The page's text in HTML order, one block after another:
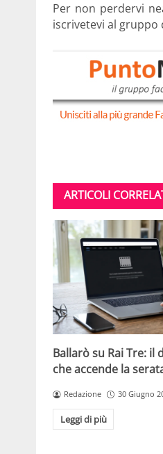
Per non perdervi
iscrivetevi al gruppo
ARTICOLI
Ballarò su Rai Tre: il
che accende la
Redazione 30 Giugno
Leggi di più